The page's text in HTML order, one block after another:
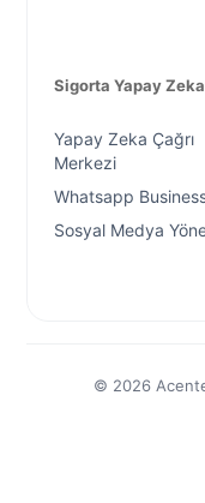
Sigorta Yapay Zeka
Yapay Zeka Çağrı
Merkezi
Whatsapp
Sosyal Medya
© 2026